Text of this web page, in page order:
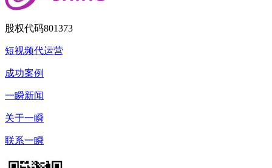
股权代码801373
短视频代运营
成功案例
一瞬新闻
关于一瞬
联系一瞬